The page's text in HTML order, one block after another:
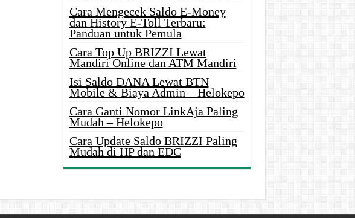
Cara Mengecek Saldo E-Money
dan History E-Toll Terbaru:
Panduan untuk Pemula
Cara Top Up BRIZZI Lewat
Mandiri Online dan ATM Mandiri
Isi Saldo DANA Lewat BTN
Mobile & Biaya Admin – Helokepo
Cara Ganti Nomor LinkAja Paling
Mudah – Helokepo
Cara Update Saldo BRIZZI Paling
Mudah di HP dan EDC